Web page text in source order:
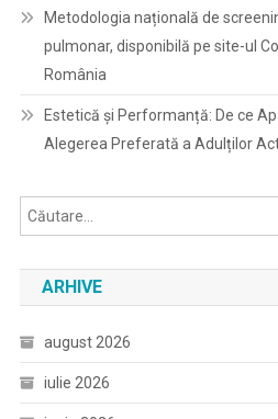
Metodologia națională de
pulmonar, disponibilă pe site-ul
România
Estetică și Performanță: De ce
Alegerea Preferată a Adulților
ARHIVE
august 2026
iulie 2026